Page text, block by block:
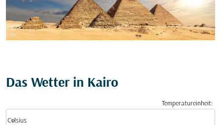
Das Wetter in Kairo
Temperatureinheit:
Celsius
keyboard_arrow_down